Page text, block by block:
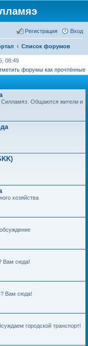
Вход
Регистрация
Список форумов
08:49
форумы как прочтённые
Силламяэ. Общаются жители и
хозяйства
Вам сюда!
Вам сюда!
городской транспорт!